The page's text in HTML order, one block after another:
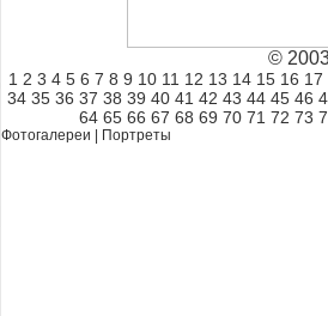
©
1 2 3 4 5 6 7 8 9 10 11 12 13 14 15 16 17
34 35 36 37 38 39 40 41 42 43 44 45 46
64 65 66 67 68 69 70 71 72 73
Фотогалереи Портреты